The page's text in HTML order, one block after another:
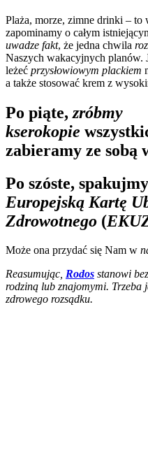
Plaża, morze, zimne drinki – to
zapominamy o całym
uwadze fakt, że jedna chwila
Naszych wakacyjnych planów.
leżeć przysłowiowym plackiem
a także stosować krem z
Po piąte, zróbmy
kserokopie
zabieramy ze sobą
Po szóste,
Europejską Kartę
Zdrowotnego (
Może ona przydać się Nam w
Reasumując, Rodos stanowi
rodziną lub znajomymi. Trzeba
zdrowego rozsądku.